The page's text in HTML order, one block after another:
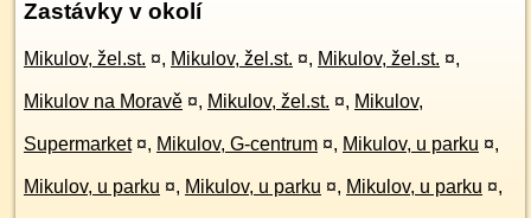
Zastávky v okolí
Mikulov, žel.st. ¤, Mikulov, žel.st. ¤, Mikulov, žel.st. ¤,
Mikulov na Moravě ¤, Mikulov, žel.st. ¤, Mikulov,
Supermarket ¤, Mikulov, G-centrum ¤, Mikulov, u parku ¤,
Mikulov, u parku ¤, Mikulov, u parku ¤, Mikulov, u parku ¤,